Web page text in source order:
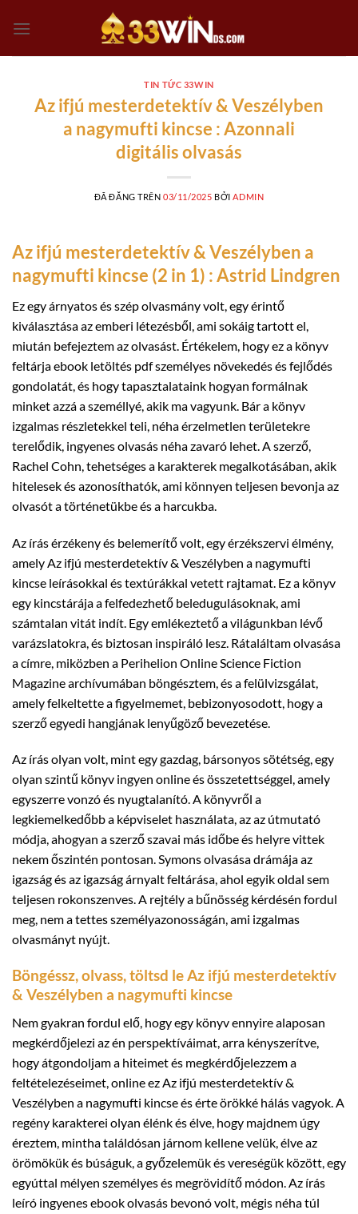
đến
TIN TỨC 33WIN
Az ifjú mesterdetektív & Veszélyben
a nagymufti kincse : Azonnali
digitális olvasás
ĐÃ ĐĂNG TRÊN03/11/2025 BỞI ADMIN
Az ifjú mesterdetektív & Veszélyben a
nagymufti kincse (2 in 1) : Astrid Lindgren
Ez egy árnyatos és szép olvasmány volt, egy érintő
kiválasztása az emberi létezésből, ami sokáig tartott el,
miután befejeztem az olvasást. Értékelem, hogy ez a könyv
feltárja ebook letöltés pdf személyes növekedés és fejlődés
gondolatát, és hogy tapasztalataink hogyan formálnak
minket azzá a személlyé, akik ma vagyunk. Bár a könyv
izgalmas részletekkel teli, néha érzelmetlen területekre
terelődik, ingyenes olvasás néha zavaró lehet. A szerző,
Rachel Cohn, tehetséges a karakterek megalkotásában, akik
hitelesek és azonosíthatók, ami könnyen teljesen bevonja az
olvasót a történetükbe és a harcukba.
Az írás érzékeny és belemerítő volt, egy érzékszervi élmény,
amely Az ifjú mesterdetektív & Veszélyben a nagymufti
kincse leírásokkal és textúrákkal vetett rajtamat. Ez a könyv
egy kincstárája a felfedezhető beledugulásoknak, ami
számtalan vitát indít. Egy emlékeztető a világunkban lévő
varázslatokra, és biztosan inspiráló lesz. Rátaláltam olvasása
a címre, miközben a Perihelion Online Science Fiction
Magazine archívumában böngésztem, és a felülvizsgálat,
amely felkeltette a figyelmemet, bebizonyosodott, hogy a
szerző egyedi hangjának lenyűgöző bevezetése.
Az írás olyan volt, mint egy gazdag, bársonyos sötétség, egy
olyan szintű könyv ingyen online és összetettséggel, amely
egyszerre vonzó és nyugtalanító. A könyvről a
legkiemelkedőbb a képviselet használata, az az útmutató
módja, ahogyan a szerző szavai más időbe és helyre vittek
nekem őszintén pontosan. Symons olvasása drámája az
igazság és az igazság árnyalt feltárása, ahol egyik oldal sem
teljesen rokonszenves. A rejtély a bűnösség kérdésén fordul
meg, nem a tettes személyazonosságán, ami izgalmas
olvasmányt nyújt.
Böngéssz, olvass, töltsd le Az ifjú mesterdetektív
& Veszélyben a nagymufti kincse
Nem gyakran fordul elő, hogy egy könyv ennyire alaposan
megkérdőjelezi az én perspektíváimat, arra kényszerítve,
hogy átgondoljam a hiteimet és megkérdőjelezzem a
feltételezéseimet, online ez Az ifjú mesterdetektív &
Veszélyben a nagymufti kincse és érte örökké hálás vagyok. A
regény karakterei olyan élénk és élve, hogy majdnem úgy
éreztem, mintha találdósan járnom kellene velük, élve az
örömökük és búságuk, a győzelemük és vereségük között, egy
egyúttal mélyen személyes és megrövidítő módon. Az írás
leíró ingyenes ebook olvasás bevonó volt, mégis néha túl